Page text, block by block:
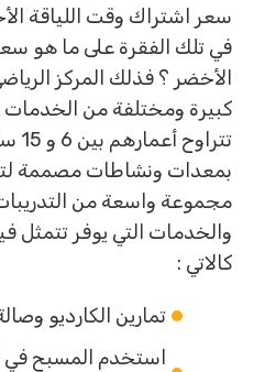
سعر اشتراك وقت اللياقة
في تلك الفقرة على ما هو سعر
الأخضر ؟ فذلك المركز
كبيرة ومختلفة من الخدمات
تتراوح
بمعدات ونشاطات مصممة لتلك
مجموعة واسعة من التدريبات
والخدمات التي يوفر تتمثل
كالاتي :
تمارين الكارديو وصالة
استخدم المسبح في أي